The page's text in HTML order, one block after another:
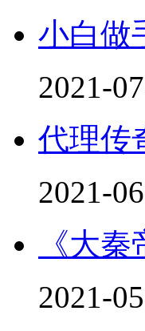
小白做
2021-
代理传
2021-
《大
2021-